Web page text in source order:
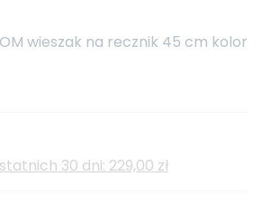
IOM wieszak na recznik 45 cm kolor
30 dni: 229,00 zł